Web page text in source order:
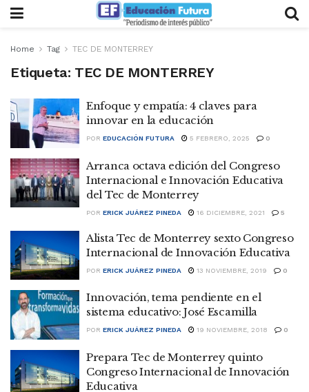
Home Tag TEC DE MONTERREY
Etiqueta: TEC DE MONTERREY
Enfoque y empatía: 4 claves para
innovar en la educación
POR EDUCACIÓN FUTURA 5 FEBRERO, 2025 0
Arranca octava edición del Congreso
Internacional e Innovación Educativa
del Tec de Monterrey
POR ERICK JUÁREZ PINEDA 16 DICIEMBRE, 2021 5
Alista Tec de Monterrey sexto Congreso
Internacional de Innovación Educativa
POR ERICK JUÁREZ PINEDA 13 NOVIEMBRE, 2019 0
Innovación, tema pendiente en el
sistema educativo: José Escamilla
POR ERICK JUÁREZ PINEDA 19 NOVIEMBRE, 2018 0
Prepara Tec de Monterrey quinto
Congreso Internacional de Innovación
Educativa